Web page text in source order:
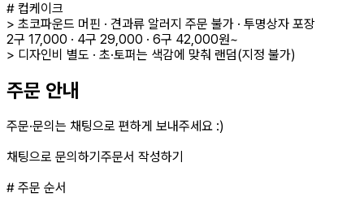
# 컵케이크
> 초코파운드 머핀 · 견과류 알러지 주문 불가 · 투명상자 포장
2구 17,000 · 4구 29,000 · 6구 42,000원~
> 디자인비 별도 · 초·토퍼는 색감에 맞춰 랜덤(지정 불가)
주문 안내
주문·문의는 채팅으로 편하게 보내주세요 :)
채팅으로 문의하기주문서 작성하기
# 주문 순서